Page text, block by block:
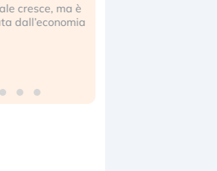
cresce, ma è
dall’economia